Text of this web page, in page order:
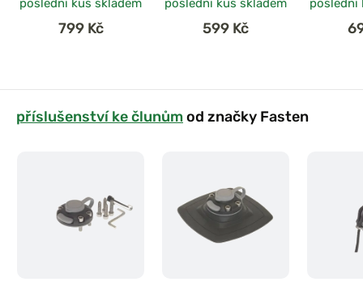
poslední kus skladem
799 Kč
poslední kus skladem
599 Kč
poslední
příslušenství ke člunůmod značky Fasten